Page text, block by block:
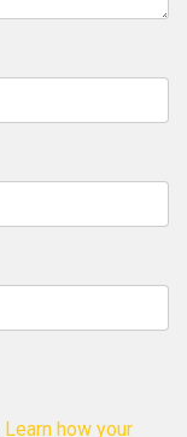
Learn how your